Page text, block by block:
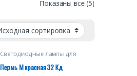
Показаны все (5)
Светодиодные лампы для
заградительных огней
Пермь М красная 32 Кд